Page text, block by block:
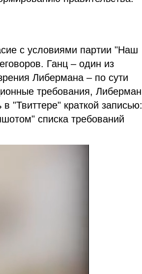
с условиями партии "Наш
Ганц – один из
Либермана – по сути
требования, Либерман
"Твиттере" краткой записью:
списка требований